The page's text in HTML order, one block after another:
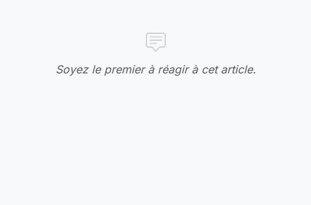
Soyez le premier à réagir à cet article.